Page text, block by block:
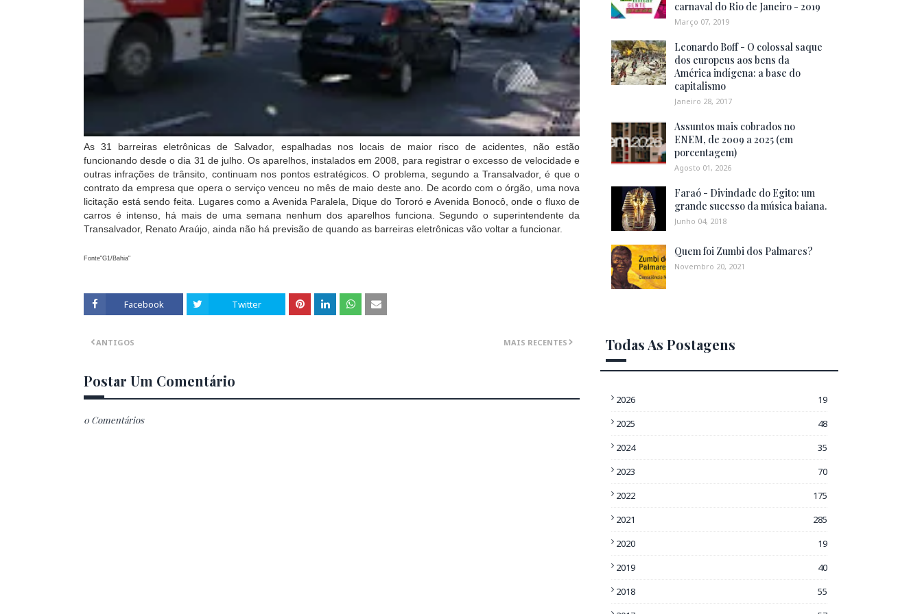
As 31 barreiras eletrônicas de Salvador, espalhadas nos locais de maior risco de acidentes, não estão
funcionando desde o dia 31 de julho. Os aparelhos, instalados em 2008, para registrar o excesso de velocidade e
outras infrações de trânsito, continuam nos pontos estratégicos. O problema, segundo a Transalvador, é que o
contrato da empresa que opera o serviço venceu no mês de maio deste ano. De acordo com o órgão, uma nova
licitação está sendo feita. Lugares como a Avenida Paralela, Dique do Tororó e Avenida Bonocô, onde o fluxo de
carros é intenso, há mais de uma semana nenhum dos aparelhos funciona. Segundo o superintendente da
Transalvador, Renato Araújo, ainda não há previsão de quando as barreiras eletrônicas vão voltar a funcionar.
Fonte"G1/Bahia"
Facebook Twitter
MAIS RECENTES
ANTIGOS
Postar Um Comentário
0 Comentários
carnaval do Rio de Janeiro - 2019
Março 07, 2019
Leonardo Boff - O colossal saque
dos europeus aos bens da
América indígena: a base do
capitalismo
Janeiro 28, 2017
Assuntos mais cobrados no
ENEM, de 2009 a 2025 (em
porcentagem)
Agosto 01, 2026
Faraó - Divindade do Egito: um
grande sucesso da música baiana.
Junho 04, 2018
Quem foi Zumbi dos Palmares?
Novembro 20, 2021
Todas As Postagens
2026
19
2025
48
2024
35
2023
70
2022
175
2021
285
2020
19
2019
40
2018
55